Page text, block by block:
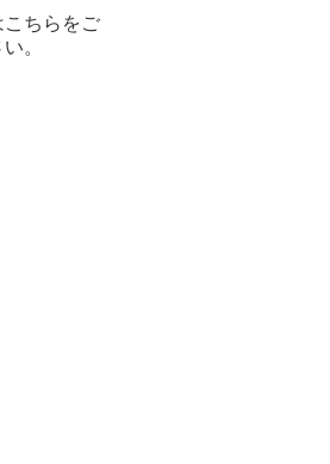
ちらをご
。